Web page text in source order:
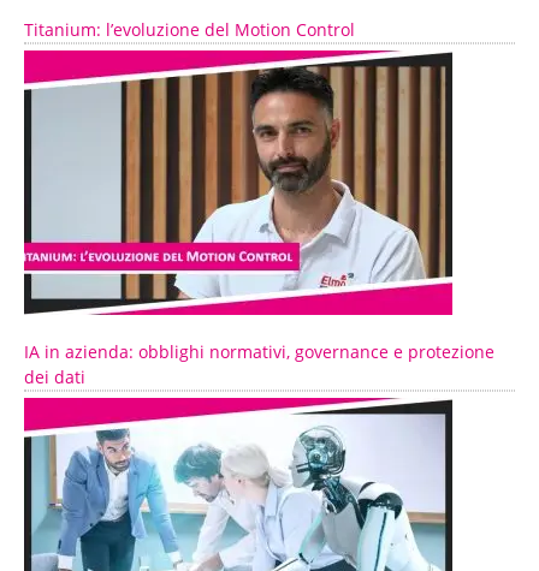
Titanium: l’evoluzione del Motion Control
IA in azienda: obblighi normativi, governance e protezione
dei dati